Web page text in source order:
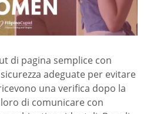
di pagina semplice con
adeguate per evitare
una verifica dopo la
di comunicare con